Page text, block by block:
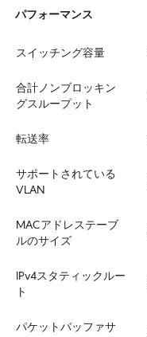
パフォーマンス
スイッチング容量
合計ノンブロッキン
グスループット
転送率
サポートされている
VLAN
MACアドレステーブ
ルのサイズ
IPv4スタティックルー
ト
パケットバッファサ